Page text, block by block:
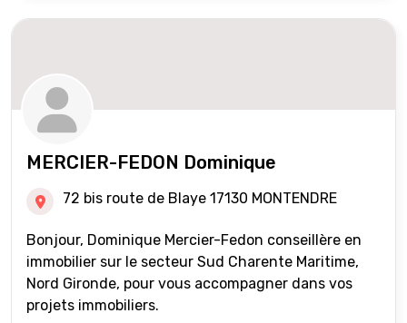
MERCIER-FEDON Dominique
72 bis route de Blaye 17130 MONTENDRE
Bonjour, Dominique Mercier-Fedon conseillère en
immobilier sur le secteur Sud Charente Maritime,
Nord Gironde, pour vous accompagner dans vos
projets immobiliers.